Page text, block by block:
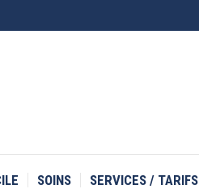
SOINS SERVICES / TARIFS